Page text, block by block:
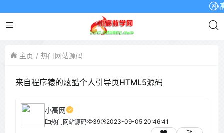
小高
主页 热门网站源码
来自程序猿的炫酷个人引导页HTML5源码
小高网
热门网站源码 39 2023-09-05 20:46:41